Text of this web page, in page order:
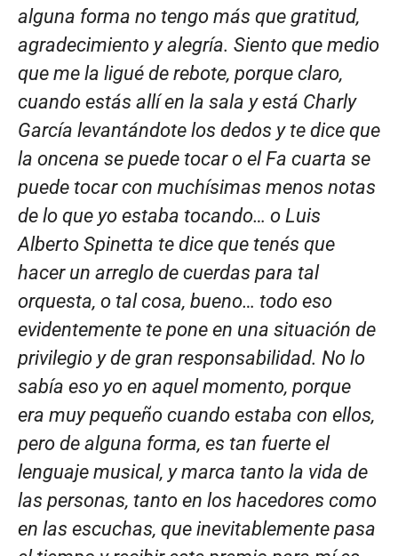
alguna forma no tengo más que gratitud,
agradecimiento y alegría. Siento que medio
que me la ligué de rebote, porque claro,
cuando estás allí en la sala y está Charly
García levantándote los dedos y te dice que
la oncena se puede tocar o el Fa cuarta se
puede tocar con muchísimas menos notas
de lo que yo estaba tocando… o Luis
Alberto Spinetta te dice que tenés que
hacer un arreglo de cuerdas para tal
orquesta, o tal cosa, bueno… todo eso
evidentemente te pone en una situación de
privilegio y de gran responsabilidad. No lo
sabía eso yo en aquel momento, porque
era muy pequeño cuando estaba con ellos,
pero de alguna forma, es tan fuerte el
lenguaje musical, y marca tanto la vida de
las personas, tanto en los hacedores como
en las escuchas, que inevitablemente pasa